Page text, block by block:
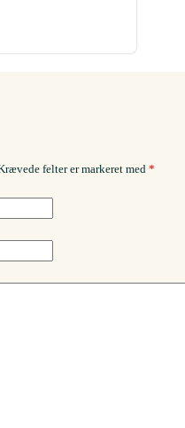
felter er markeret med *